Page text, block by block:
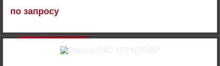
по запросу
Купить